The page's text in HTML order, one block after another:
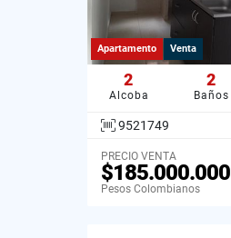
Apartamento Venta
2
Alcoba
2
Baños
9521749
PRECIO VENTA
$185.000.000
Pesos Colombianos